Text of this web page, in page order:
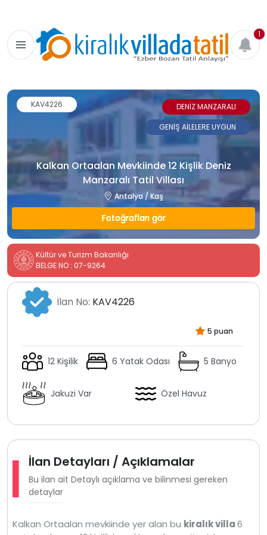
1
Kalkan Ortaalan Mevkiinde 12 Kişlik Deniz
Manzaralı Tatil Villası
Antalya / Kaş
Fotoğrafları gör
KAV4226
DENİZ MANZARALI
GENİŞ AİLELERE UYGUN
Kültür ve Turizm Bakanlığı
BELGE NO : 07-9264
İlan No: KAV4226
5 puan
12 Kişilik 6 Yatak Odası 5 Banyo
Jakuzi Var Özel Havuz
İlan Detayları / Açıklamalar
Bu ilan ait Detaylı açıklama ve bilinmesi gereken
detaylar
Kalkan Ortaalan mevkiinde yer alan bu kiralık villa6